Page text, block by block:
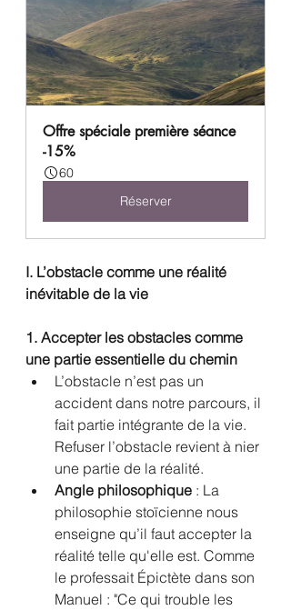
Offre spéciale première séance
-15%
60
Réserver
I. L’obstacle comme une réalité
inévitable de la vie
1. Accepter les obstacles comme
une partie essentielle du chemin
L’obstacle n’est pas un
accident dans notre parcours, il
fait partie intégrante de la vie.
Refuser l’obstacle revient à nier
une partie de la réalité.
Angle philosophique : La
philosophie stoïcienne nous
enseigne qu’il faut accepter la
réalité telle qu'elle est. Comme
le professait Épictète dans son
Manuel : "Ce qui trouble les